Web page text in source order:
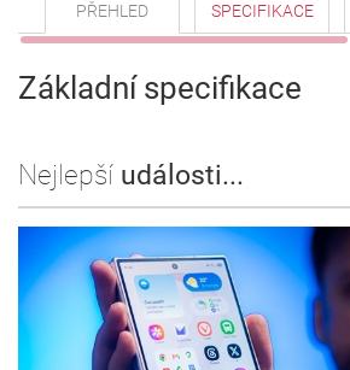
PŘEHLED SPECIFIKACE
Základní specifikace
Nejlepší události...